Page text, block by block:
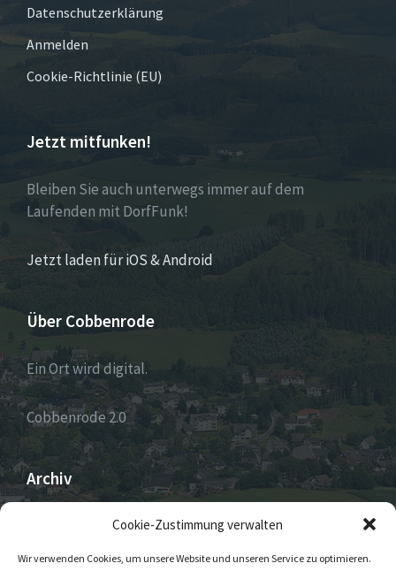
Cookie-Zustimmung verwalten
Wir verwenden Cookies, um unsere Website und unseren Service zu optimieren.
Datenschutzerklärung
Anmelden
Cookie-Richtlinie (EU)
Jetzt mitfunken!
Bleiben Sie auch unterwegs immer auf dem
Laufenden mit DorfFunk!
Jetzt laden für iOS & Android
Über Cobbenrode
Ein Ort wird digital.
Cobbenrode 2.0
Archiv